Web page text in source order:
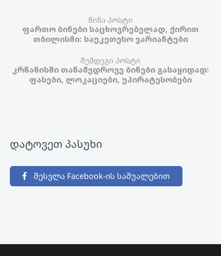
წინა პოსტი
ფართო ბინები საცხოვრებელად, ქირით
თბილისში: საუკეთესო ვარიანტები
შემდეგი პოსტი
კრწანისში თანამედროვე ბინები გასაყიდად:
ფასები, ლოკაციები, უპირატესობები
დატოვეთ პასუხი
შესვლა Facebook-ის საშუალებით